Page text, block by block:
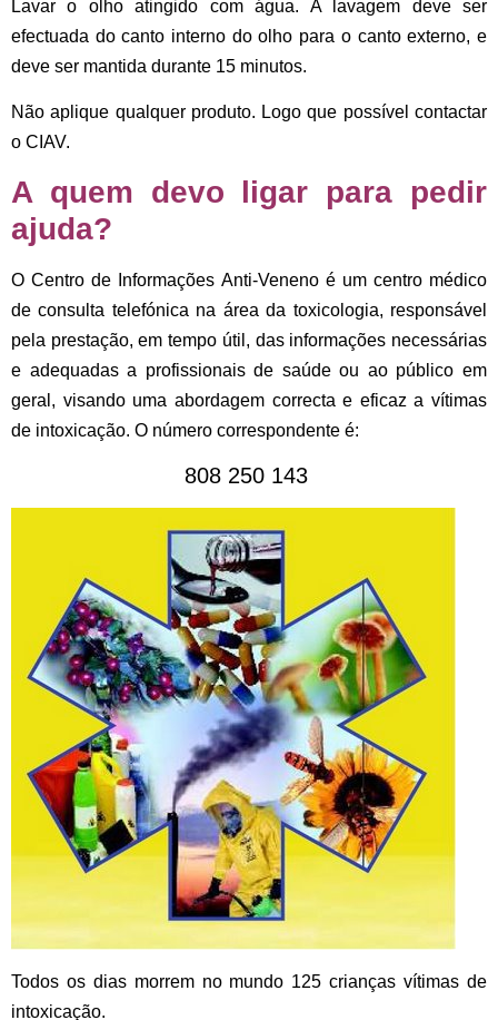
Lavar o olho atingido com água. A lavagem deve ser
efectuada do canto interno do olho para o canto externo, e
deve ser mantida durante 15 minutos.
Não aplique qualquer produto. Logo que possível contactar
o CIAV.
A quem devo ligar para pedir
ajuda?
O Centro de Informações Anti-Veneno é um centro médico
de consulta telefónica na área da toxicologia, responsável
pela prestação, em tempo útil, das informações necessárias
e adequadas a profissionais de saúde ou ao público em
geral, visando uma abordagem correcta e eficaz a vítimas
de intoxicação. O número correspondente é:
808 250 143
Todos os dias morrem no mundo 125 crianças vítimas de
intoxicação.